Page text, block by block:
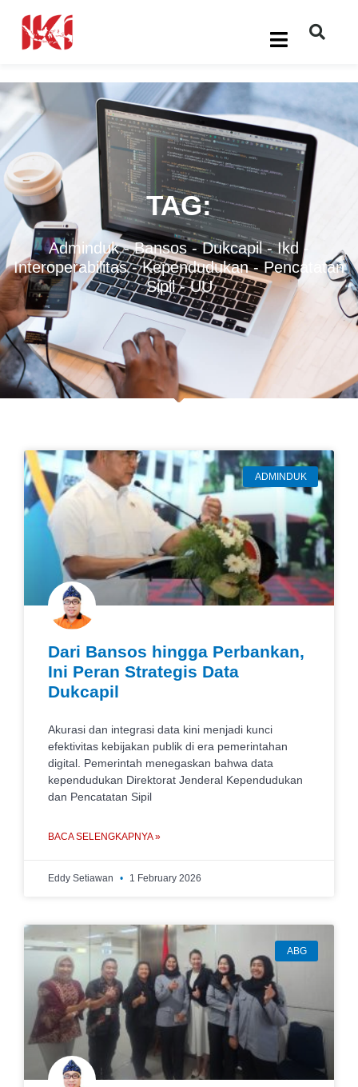
TAG:
Adminduk-Bansos-Dukcapil-Ikd -
Interoperabilitas-Kependudukan-Pencatatan
Sipil-UU
ADMINDUK
Dari Bansos hingga Perbankan,
Ini Peran Strategis Data
Dukcapil
Akurasi dan integrasi data kini menjadi kunci
efektivitas kebijakan publik di era pemerintahan
digital. Pemerintah menegaskan bahwa data
kependudukan Direktorat Jenderal Kependudukan
dan Pencatatan Sipil
BACA SELENGKAPNYA »
Eddy Setiawan 1 February 2026
ABG